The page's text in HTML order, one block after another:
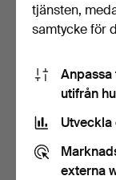
171
OCH BÄLTE.
Sålt
tjänsten,
samtycke för
utifrån
externa